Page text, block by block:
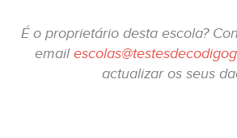
É o proprietário desta escola?
email
actualizar os seus